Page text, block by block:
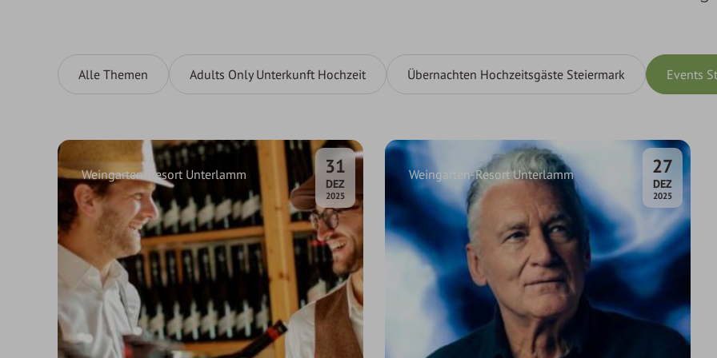
Alle Themen Adults Only Unterkunft Hochzeit Übernachten Hochzeitsgäste Steiermark Events
31
DEZ
2025
Weingarten-Resort Unterlamm 27
DEZ.
2025
Weingarten-Resort Unterlamm